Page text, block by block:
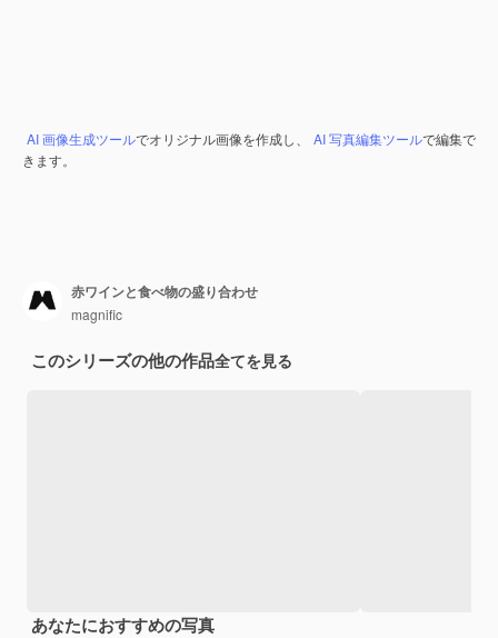
AI 画像生成ツールでオリジナル画像を作成し、 AI 写真編集ツールで編集で
きます。
赤ワインと食べ物の盛り合わせ
magnific
このシリーズの他の作品全てを見る
あなたにおすすめの写真